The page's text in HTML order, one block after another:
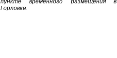
Горловке.